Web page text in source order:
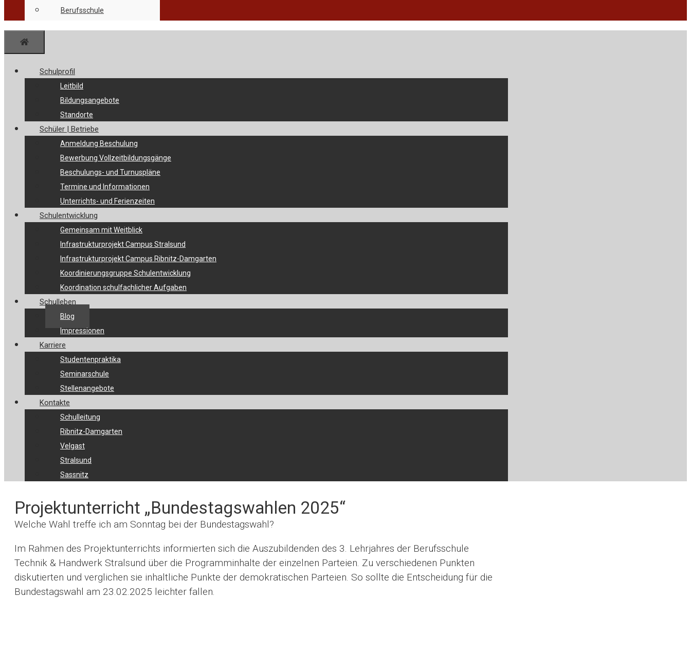
Berufsschule
Schulprofil
Leitbild
Bildungsangebote
Standorte
Schüler | Betriebe
Anmeldung Beschulung
Bewerbung Vollzeitbildungsgänge
Beschulungs- und Turnuspläne
Termine und Informationen
Unterrichts- und Ferienzeiten
Schulentwicklung
Gemeinsam mit Weitblick
Infrastrukturprojekt Campus Stralsund
Infrastrukturprojekt Campus Ribnitz-Damgarten
Koordinierungsgruppe Schulentwicklung
Koordination schulfachlicher Aufgaben
Schulleben
Blog
Impressionen
Karriere
Studentenpraktika
Seminarschule
Stellenangebote
Kontakte
Schulleitung
Ribnitz-Damgarten
Velgast
Stralsund
Sassnitz
Projektunterricht „Bundestagswahlen 2025“
Welche Wahl treffe ich am Sonntag bei der Bundestagswahl?
Im Rahmen des Projektunterrichts informierten sich die Auszubildenden des 3. Lehrjahres der Berufsschule
Technik & Handwerk Stralsund über die Programminhalte der einzelnen Parteien. Zu verschiedenen Punkten
diskutierten und verglichen sie inhaltliche Punkte der demokratischen Parteien. So sollte die Entscheidung für die
Bundestagswahl am 23.02.2025 leichter fallen.